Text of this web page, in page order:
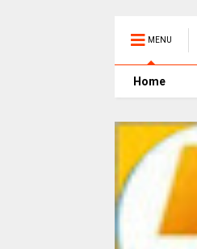
MENU
Home